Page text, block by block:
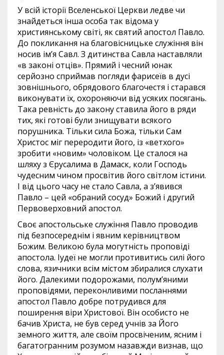
У всій історії Вселенської Церкви ледве чи
знайдеться інша особа так відома у
християнському світі, як святий апостол Павло.
До покликання на благовісницьке служіння він
носив ім’я Савл. З дитинства Савла наставляли
«в законі отців». Прямий і чесний юнак
серйозно сприймав погляди фарисеїв в дусі
зовнішнього, обрядового благочестя і старався
виконувати їх, охороняючи від усяких посягань.
Така ревність до закону ставила його в ряди
тих, які готові були знищувати всякого
порушника. Тільки сила Божа, тільки Сам
Христос міг переродити його, із «ветхого»
зробити «новим» чоловіком. Це сталося на
шляху з Єрусалима в Дамаск, коли Господь
чудесним чином просвітив його світлом істини.
І від цього часу не стало Савла, а з’явився
Павло – цей «обраний сосуд» Божий і другий
Первоверховний апостол.
Своє апостольське служіння Павло проводив
під безпосереднім і явним керівництвом
Божим. Великою була могутність проповіді
апостола. Іудеї не могли противитись силі його
слова, язичники всім містом збиралися слухати
його. Далекими подорожами, полум’яними
проповідями, переконливими посланнями
апостол Павло добре потрудився для
поширення віри Христової. Він особисто не
бачив Христа, не був серед учнів за Його
земного життя, але своїм просвіченим, ясним і
багатогранним розумом назавжди визнав, що